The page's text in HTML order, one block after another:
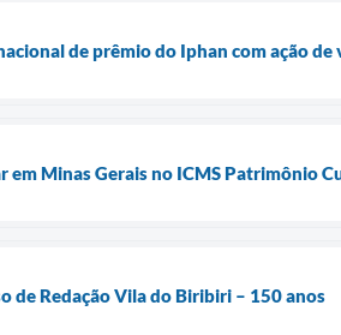
de prêmio do Iphan com ação
em Minas Gerais no ICMS Patrimônio
de Redação Vila do Biribiri – 150 anos